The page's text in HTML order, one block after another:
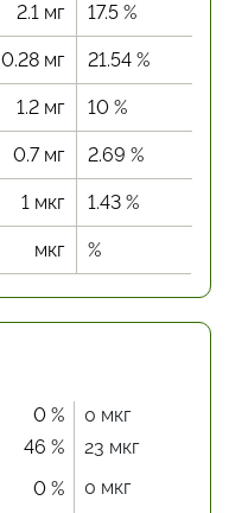
2.1 мг 17.5 %
0.28 мг 21.54 %
1.2 мг 10 %
0.7 мг 2.69 %
1 мкг 1.43 %
мкг %
0 %
0 мкг
46 %
23 мкг
0 %
0 мкг